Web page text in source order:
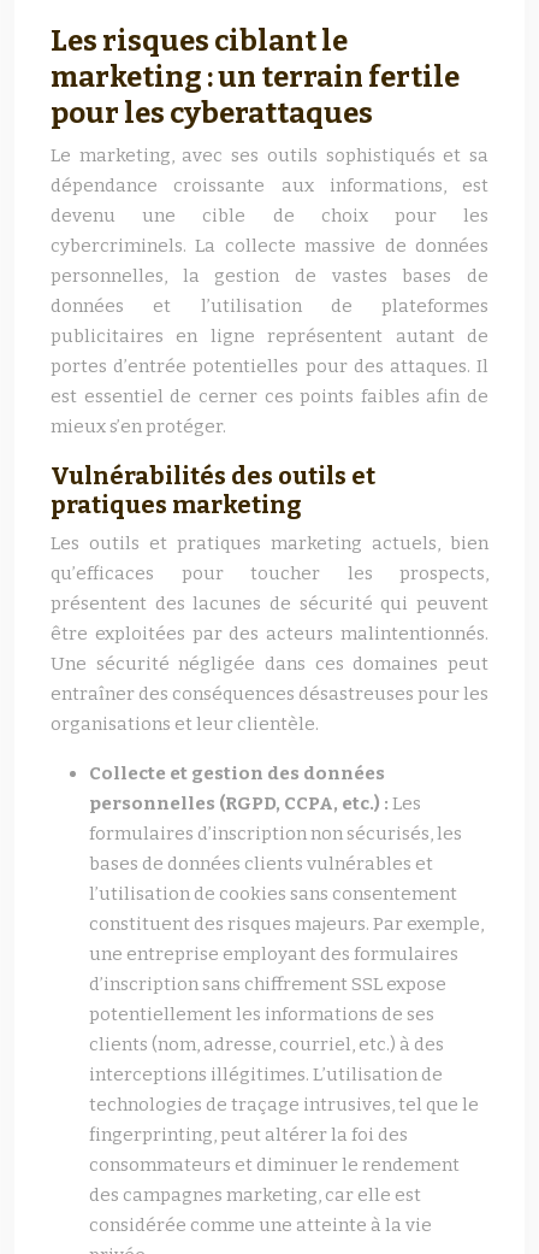
Les risques ciblant le
marketing : un terrain fertile
pour les cyberattaques
Le marketing, avec ses outils sophistiqués et sa
dépendance croissante aux informations, est
devenu une cible de choix pour les
cybercriminels. La collecte massive de données
personnelles, la gestion de vastes bases de
données et l’utilisation de plateformes
publicitaires en ligne représentent autant de
portes d’entrée potentielles pour des attaques. Il
est essentiel de cerner ces points faibles afin de
mieux s’en protéger.
Vulnérabilités des outils et
pratiques marketing
Les outils et pratiques marketing actuels, bien
qu’efficaces pour toucher les prospects,
présentent des lacunes de sécurité qui peuvent
être exploitées par des acteurs malintentionnés.
Une sécurité négligée dans ces domaines peut
entraîner des conséquences désastreuses pour les
organisations et leur clientèle.
Collecte et gestion des données
personnelles (RGPD, CCPA, etc.) : Les
formulaires d’inscription non sécurisés, les
bases de données clients vulnérables et
l’utilisation de cookies sans consentement
constituent des risques majeurs. Par exemple,
une entreprise employant des formulaires
d’inscription sans chiffrement SSL expose
potentiellement les informations de ses
clients (nom, adresse, courriel, etc.) à des
interceptions illégitimes. L’utilisation de
technologies de traçage intrusives, tel que le
fingerprinting, peut altérer la foi des
consommateurs et diminuer le rendement
des campagnes marketing, car elle est
considérée comme une atteinte à la vie